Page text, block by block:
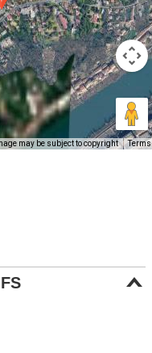
may be subject to copyright Terms